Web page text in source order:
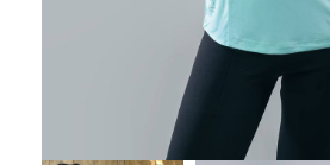
کنید